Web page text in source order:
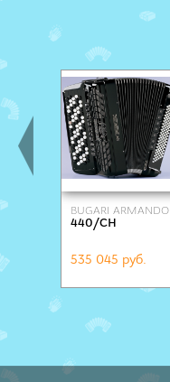
BUGARI ARMANDO
440/CH
535 045 руб.